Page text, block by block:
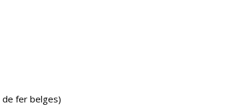
de fer belges)